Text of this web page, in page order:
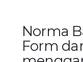
Norma
Form